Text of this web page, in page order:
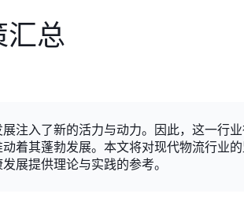
总
注入了新的活力与动力。因此，这一行
着其蓬勃发展。本文将对现代物流行业
展提供理论与实践的参考。